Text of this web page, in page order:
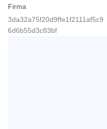
Firma
3da32a75f20d9ffe1f2111af5c9
6d6b55d3c83bf